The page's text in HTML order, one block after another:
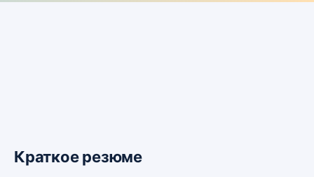
Краткое резюме